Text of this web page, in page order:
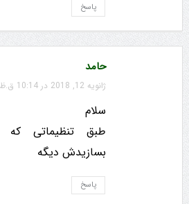
پاسخ
حامد
ژانویه 12, 2018 در 10:14 ق.ظ
سلام
طبق تنظیماتی
بسازیدش دیگه
پاسخ